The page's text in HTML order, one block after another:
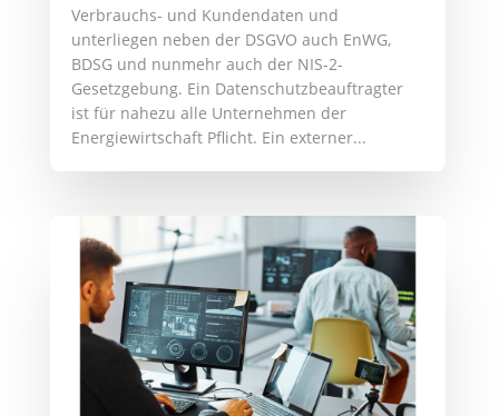
Verbrauchs- und Kundendaten und
unterliegen neben der DSGVO auch EnWG,
BDSG und nunmehr auch der NIS-2-
Gesetzgebung. Ein Datenschutzbeauftragter
ist für nahezu alle Unternehmen der
Energiewirtschaft Pflicht. Ein externer...